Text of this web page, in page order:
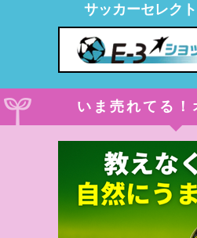
サッカーセレク
いま売れてる！